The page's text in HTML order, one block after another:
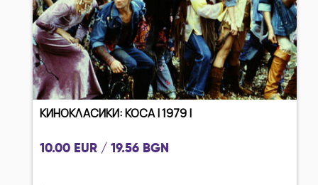
КИНОКЛАСИКИ: КОСА | 1979 |
10.00 EUR / 19.56 BGN